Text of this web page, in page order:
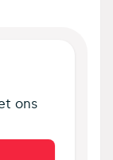
ons